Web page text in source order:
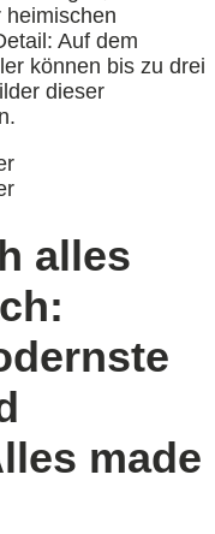
heimischen
Auf dem
können bis zu drei
dieser
alles
made